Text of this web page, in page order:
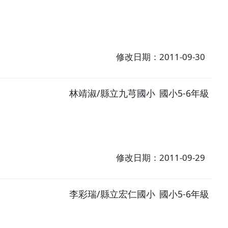
修改日期：2011-09-30
林靖淑/縣立九芎國小 國小5-6年級
修改日期：2011-09-29
李彩瑞/縣立宏仁國小 國小5-6年級